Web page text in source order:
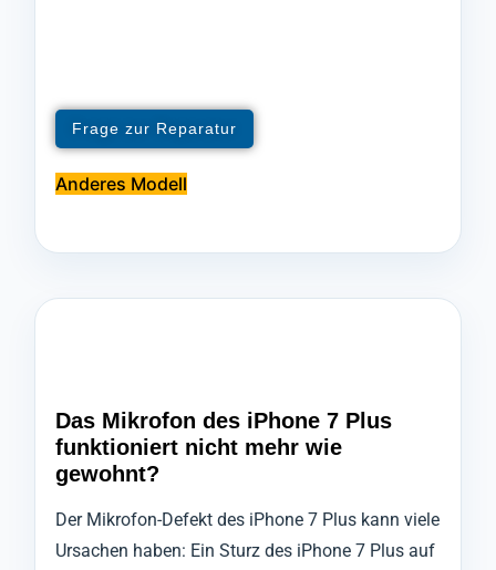
Frage zur Reparatur
Anderes Modell
Das Mikrofon des iPhone 7 Plus
funktioniert nicht mehr wie
gewohnt?
Der Mikrofon-Defekt des iPhone 7 Plus kann viele
Ursachen haben: Ein Sturz des iPhone 7 Plus auf